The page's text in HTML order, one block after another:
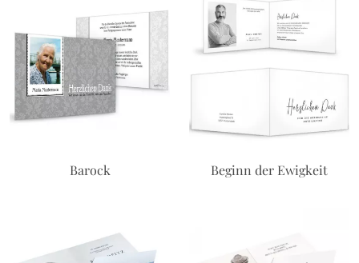
Barock Beginn der Ewigkeit